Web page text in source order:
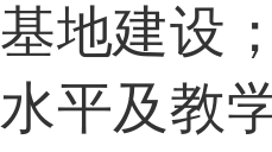
地建设
平及教